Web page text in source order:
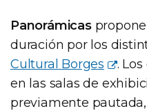
Panorámicaspropone
duración por los
Cultural Borges
.
en las salas de
previamente